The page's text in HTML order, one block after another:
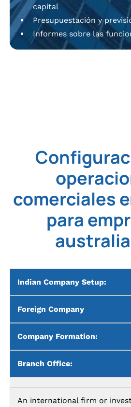
capital
Presupuestación y
Informes sobre las
comerciales
para
Indian Company Setup:
Foreign Company
Company Formation:
Branch Office:
An international firm or